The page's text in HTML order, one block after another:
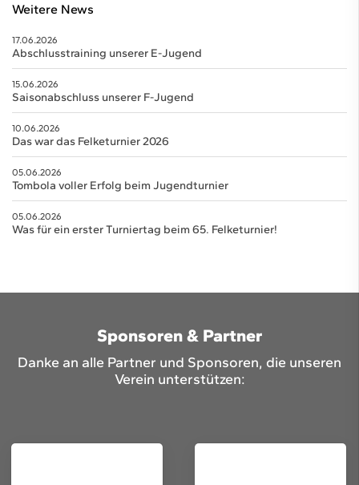
Weitere News
17.06.2026
Abschlusstraining unserer E-Jugend
15.06.2026
Saisonabschluss unserer F-Jugend
10.06.2026
Das war das Felketurnier 2026
05.06.2026
Tombola voller Erfolg beim Jugendturnier
05.06.2026
Was für ein erster Turniertag beim 65. Felketurnier!
Sponsoren & Partner
Danke an alle Partner und Sponsoren, die unseren
Verein unterstützen: